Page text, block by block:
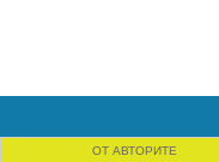
ОТ АВТОРИТЕ